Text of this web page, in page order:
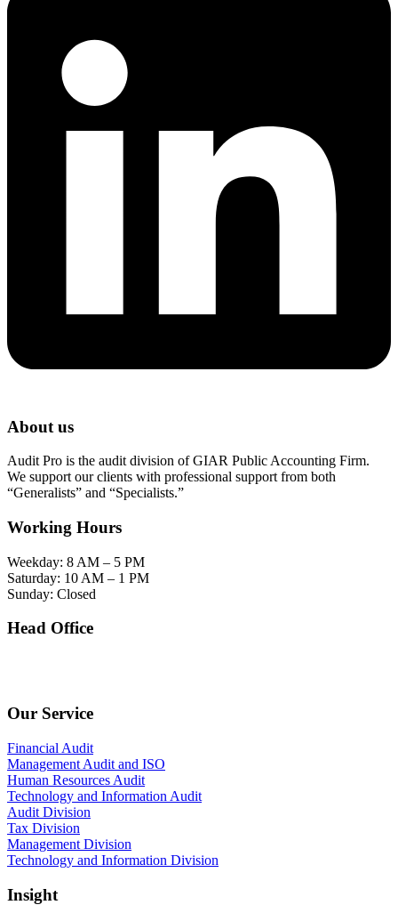
About us
Audit Pro is the audit division of GIAR Public Accounting Firm.
We support our clients with professional support from both
“Generalists” and “Specialists.”
Working Hours
Weekday: 8 AM – 5 PM
Saturday: 10 AM – 1 PM
Sunday: Closed
Head Office
Our Service
Financial Audit
Management Audit and ISO
Human Resources Audit
Technology and Information Audit
Audit Division
Tax Division
Management Division
Technology and Information Division
Insight